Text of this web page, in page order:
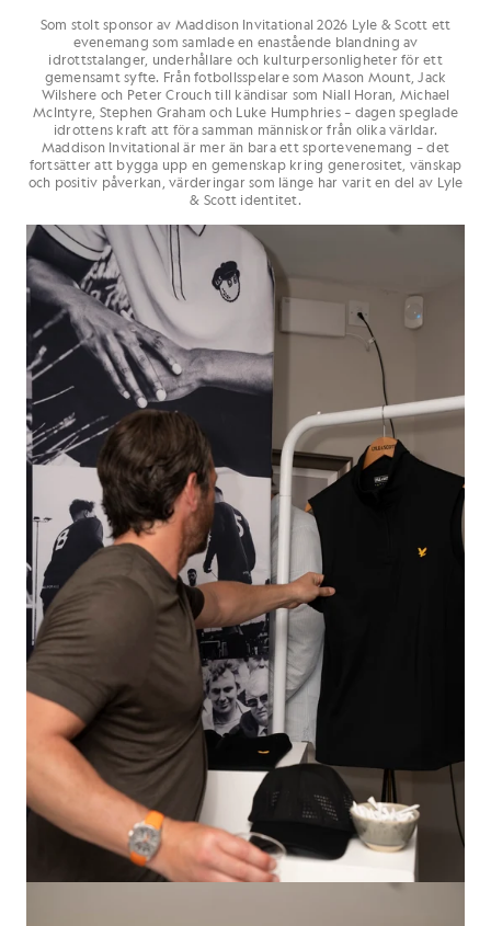
Som stolt sponsor av Maddison Invitational 2026 Lyle & Scott ett
evenemang som samlade en enastående blandning av
idrottstalanger, underhållare och kulturpersonligheter för ett
gemensamt syfte. Från fotbollsspelare som Mason Mount, Jack
Wilshere och Peter Crouch till kändisar som Niall Horan, Michael
McIntyre, Stephen Graham och Luke Humphries – dagen speglade
idrottens kraft att föra samman människor från olika världar.
Maddison Invitational är mer än bara ett sportevenemang – det
fortsätter att bygga upp en gemenskap kring generositet, vänskap
och positiv påverkan, värderingar som länge har varit en del av Lyle
& Scott identitet.